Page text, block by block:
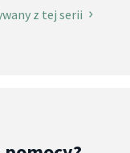
z tej serii